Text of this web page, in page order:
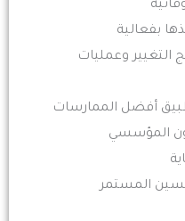
بفعالية
التغيير وعمليات
أفضل الممارسات
المؤسسي
المستمر